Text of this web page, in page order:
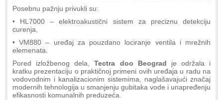
Posebnu pažnju privukli su:
• HL7000 – elektroakustični sistem za preciznu detekciju
curenja,
• VM880 – uređaj za pouzdano lociranje ventila i mrežnih
elemenata.
Pored izložbenog dela,Tectra doo Beograd je održala i
kratku prezentaciju o praktičnoj primeni ovih uređaja u radu na
vodovodnim i kanalizacionim sistemima, naglašavajući značaj
modernih tehnologija u smanjenju gubitaka vode i unapređenju
efikasnosti komunalnih preduzeća.